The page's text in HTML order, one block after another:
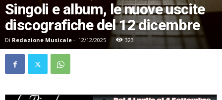
Singoli e album, le nuove uscite
discografiche del 12 dicembre
Di Redazione Musicale - 12/12/2025 323